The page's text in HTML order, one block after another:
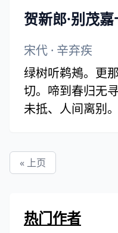
将军金甲夜不脱
如刀面如割。
马毛带雪汗气蒸
草檄砚水凝。
虏骑闻之应胆慑
西门伫献捷。(车
贺新郎·别茂
宋代 · 辛弃疾
绿树听鹈鴂。更
切。啼到春归无
未抵、人间离别
人长绝。易水萧
月。
« 上页
热门作者